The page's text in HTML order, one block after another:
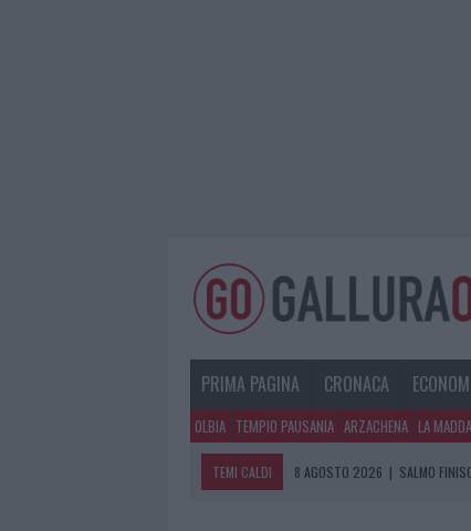
PRIMA PAGINA CRONACA
OLBIA TEMPIO PAUSANIA ARZACHENA LA
TEMI CALDI 8 AGOSTO 2026 | JOVANOTTI,